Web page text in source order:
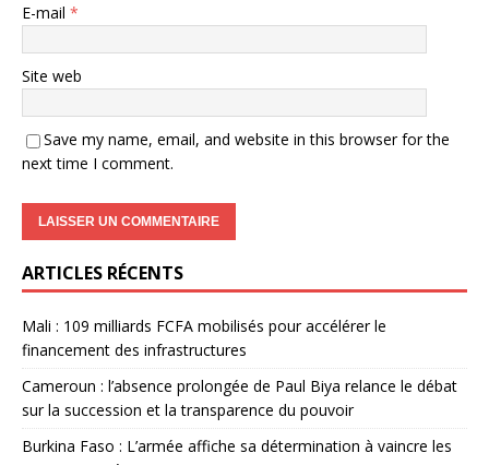
E-mail *
Site web
Save my name, email, and website in this browser for the
next time I comment.
ARTICLES RÉCENTS
Mali : 109 milliards FCFA mobilisés pour accélérer le
financement des infrastructures
Cameroun : l’absence prolongée de Paul Biya relance le débat
sur la succession et la transparence du pouvoir
Burkina Faso : L’armée affiche sa détermination à vaincre les